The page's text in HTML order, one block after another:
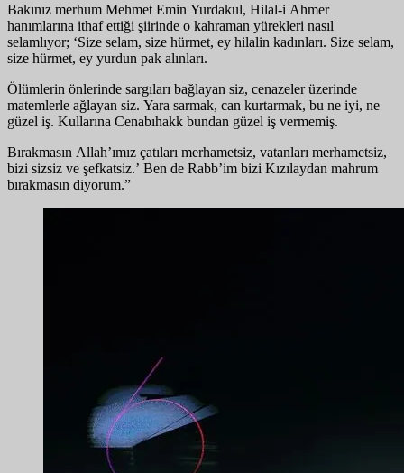
Bakınız merhum Mehmet Emin Yurdakul, Hilal-i Ahmer
hanımlarına ithaf ettiği şiirinde o kahraman yürekleri nasıl
selamlıyor; ‘Size selam, size hürmet, ey hilalin kadınları. Size selam,
size hürmet, ey yurdun pak alınları.
Ölümlerin önlerinde sargıları bağlayan siz, cenazeler üzerinde
matemlerle ağlayan siz. Yara sarmak, can kurtarmak, bu ne iyi, ne
güzel iş. Kullarına Cenabıhakk bundan güzel iş vermemiş.
Bırakmasın Allah’ımız çatıları merhametsiz, vatanları merhametsiz,
bizi sizsiz ve şefkatsiz.’ Ben de Rabb’im bizi Kızılaydan mahrum
bırakmasın diyorum.”